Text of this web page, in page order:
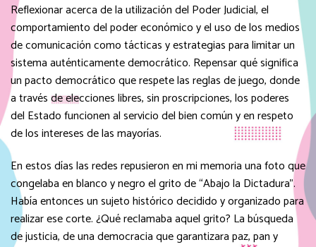
Reflexionar acerca de la utilización del Poder Judicial, el
comportamiento del poder económico y el uso de los medios
de comunicación como tácticas y estrategias para limitar un
sistema auténticamente democrático. Repensar qué significa
un pacto democrático que respete las reglas de juego, donde
a través de elecciones libres, sin proscripciones, los poderes
del Estado funcionen al servicio del bien común y en respeto
de los intereses de las mayorías.
En estos días las redes repusieron en mi memoria una foto que
congelaba en blanco y negro el grito de “Abajo la Dictadura”.
Había entonces un sujeto histórico decidido y organizado para
realizar ese corte. ¿Qué reclamaba aquel grito? La búsqueda
de justicia, de una democracia que garantizara paz, pan y